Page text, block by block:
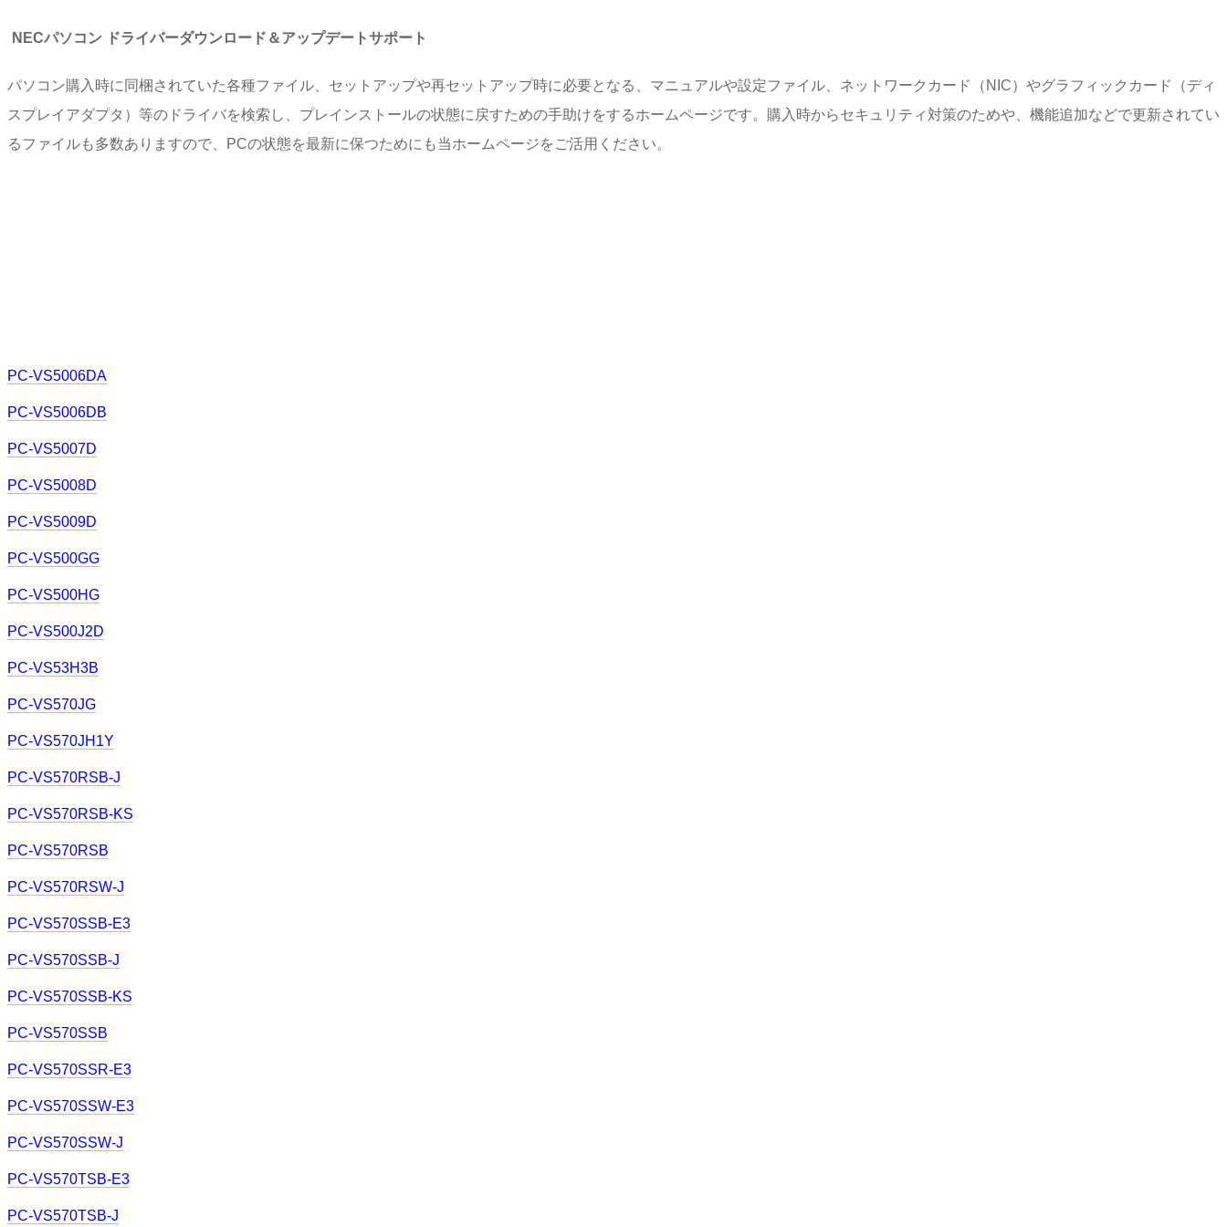
NECパソコン ドライバーダウンロード＆アップデートサポート
パソコン購入時に同梱されていた各種ファイル、セットアップや再セットアップ時に必要となる、マニュアルや設定ファイル、ネットワークカード（NIC）やグラフィックカード（ディ
スプレイアダプタ）等のドライバを検索し、プレインストールの状態に戻すための手助けをするホームページです。購入時からセキュリティ対策のためや、機能追加などで更新されてい
るファイルも多数ありますので、PCの状態を最新に保つためにも当ホームページをご活用ください。
PC-VS5006DA
PC-VS5006DB
PC-VS5007D
PC-VS5008D
PC-VS5009D
PC-VS500GG
PC-VS500HG
PC-VS500J2D
PC-VS53H3B
PC-VS570JG
PC-VS570JH1Y
PC-VS570RSB-J
PC-VS570RSB-KS
PC-VS570RSB
PC-VS570RSW-J
PC-VS570SSB-E3
PC-VS570SSB-J
PC-VS570SSB-KS
PC-VS570SSB
PC-VS570SSR-E3
PC-VS570SSW-E3
PC-VS570SSW-J
PC-VS570TSB-E3
PC-VS570TSB-J